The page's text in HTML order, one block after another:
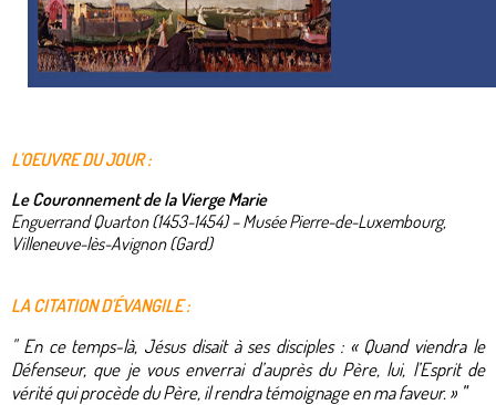
L'OEUVRE DU JOUR :
Le Couronnement de la Vierge Marie
Enguerrand Quarton (1453-1454) – Musée Pierre-de-Luxembourg,
Villeneuve-lès-Avignon (Gard)
LA CITATION D'ÉVANGILE :
" En ce temps-là, Jésus disait à ses disciples : « Quand viendra le
Défenseur, que je vous enverrai d’auprès du Père, lui, l’Esprit de
vérité qui procède du Père, il rendra témoignage en ma faveur.» "